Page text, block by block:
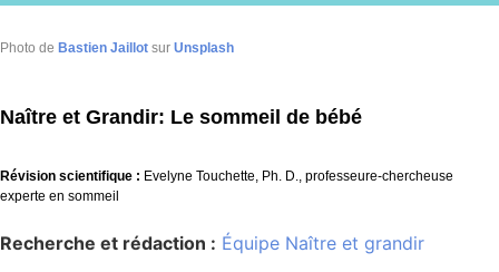
Photo de Bastien Jaillot sur Unsplash
Naître et Grandir: Le sommeil de bébé
Révision scientifique : Evelyne Touchette, Ph. D., professeure-chercheuse
experte en sommeil
Recherche et rédaction : Équipe Naître et grandir